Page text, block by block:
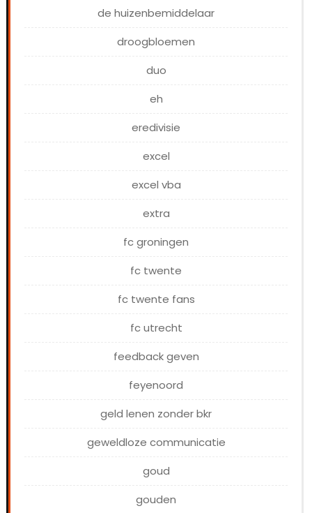
de huizenbemiddelaar
droogbloemen
duo
eh
eredivisie
excel
excel vba
extra
fc groningen
fc twente
fc twente fans
fc utrecht
feedback geven
feyenoord
geld lenen zonder bkr
geweldloze communicatie
goud
gouden